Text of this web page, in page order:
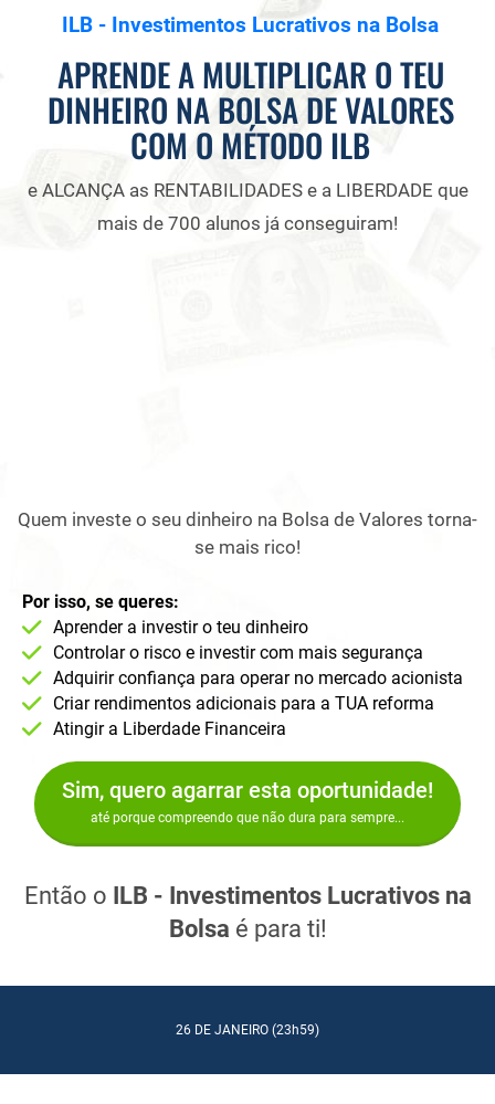
ILB - Investimentos Lucrativos na Bolsa
APRENDE A MULTIPLICAR O TEU
DINHEIRO NA BOLSA DE VALORES
COM O MÉTODO ILB
e ALCANÇA as RENTABILIDADES e a LIBERDADE que
mais de 700 alunos já conseguiram!
Quem investe o seu dinheiro na Bolsa de Valores torna-
se mais rico!
Por isso, se queres:
Aprender a investir o teu dinheiro
Controlar o risco e investir com mais segurança
Adquirir confiança para operar no mercado acionista
Criar rendimentos adicionais para a TUA reforma
Atingir a Liberdade Financeira
Sim, quero agarrar esta oportunidade!
até porque compreendo que não dura para sempre...
Então o ILB - Investimentos Lucrativos na
Bolsa é para ti!
26 DE JANEIRO (23h59)